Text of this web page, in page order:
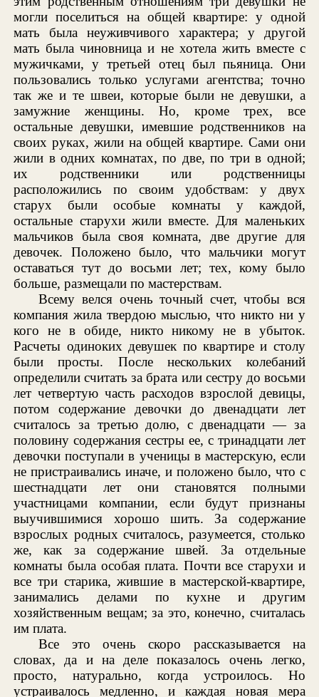
могли поселиться на общей квартире: у одной
мать была неуживчивого характера; у другой
мать была чиновница и не хотела жить вместе с
мужичками, у третьей отец был пьяница. Они
пользовались только услугами агентства; точно
так же и те швеи, которые были не девушки, а
замужние женщины. Но, кроме трех, все
остальные девушки, имевшие родственников на
своих руках, жили на общей квартире. Сами они
жили в одних комнатах, по две, по три в одной;
их родственники или родственницы
расположились по своим удобствам: у двух
старух были особые комнаты у каждой,
остальные старухи жили вместе. Для маленьких
мальчиков была своя комната, две другие для
девочек. Положено было, что мальчики могут
оставаться тут до восьми лет; тех, кому было
больше, размещали по мастерствам.
Всему велся очень точный счет, чтобы вся
компания жила твердою мыслью, что никто ни у
кого не в обиде, никто никому не в убыток.
Расчеты одиноких девушек по квартире и столу
были просты. После нескольких колебаний
определили считать за брата или сестру до восьми
лет четвертую часть расходов взрослой девицы,
потом содержание девочки до двенадцати лет
считалось за третью долю, с двенадцати — за
половину содержания сестры ее, с тринадцати лет
девочки поступали в ученицы в мастерскую, если
не пристраивались иначе, и положено было, что с
шестнадцати лет они становятся полными
участницами компании, если будут признаны
выучившимися хорошо шить. За содержание
взрослых родных считалось, разумеется, столько
же, как за содержание швей. За отдельные
комнаты была особая плата. Почти все старухи и
все три старика, жившие в мастерской-квартире,
занимались делами по кухне и другим
хозяйственным вещам; за это, конечно, считалась
им плата.
Все это очень скоро рассказывается на
словах, да и на деле показалось очень легко,
просто, натурально, когда устроилось. Но
устраивалось медленно, и каждая новая мера